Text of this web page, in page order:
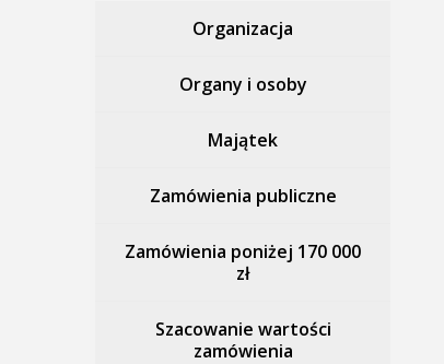
Organizacja
Organy i osoby
Majątek
Zamówienia publiczne
Zamówienia poniżej 170 000
zł
Szacowanie wartości
zamówienia